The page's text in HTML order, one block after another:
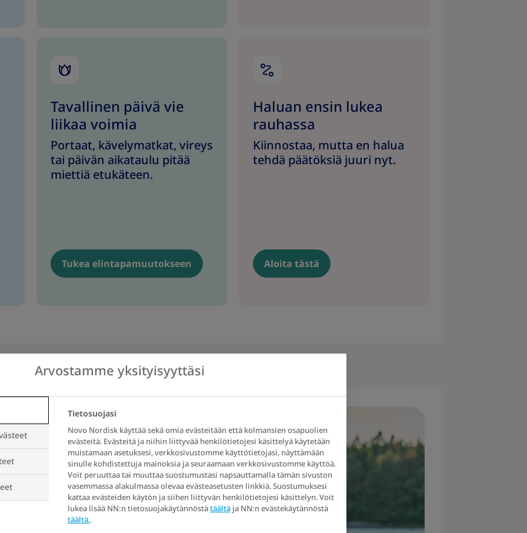
Tavallinen päivä vie
liikaa voimia
Portaat, kävelymatkat, vireys
tai päivän aikataulu pitää
miettiä etukäteen.
Tukea elintapamuutokseen
Haluan ensin lukea
rauhassa
Kiinnostaa, mutta en halua
tehdä päätöksiä juuri nyt.
Aloita tästä
tulee hyvä alku.
tai paino alkaa
että kaikki riippuu
Arvostamme yksityisyyttäsi
Tietosuojasi
Novo Nordisk käyttää sekä omia evästeitään että kolmansien osapuolien
evästeitä. Evästeitä ja niihin liittyvää henkilötietojesi käsittelyä käytetään
muistamaan asetuksesi, verkkosivustomme käyttötietojasi, näyttämään
sinulle kohdistettuja mainoksia ja seuraamaan verkkosivustomme käyttöä.
Voit peruuttaa tai muuttaa suostumustasi napsauttamalla tämän sivuston
vasemmassa alakulmassa olevaa evästeasetusten linkkiä. Suostumuksesi
kattaa evästeiden käytön ja siihen liittyvän henkilötietojesi käsittelyn. Voit
lukea lisää NN:n tietosuojakäytännöstätäältäja NN:n evästekäytännöstä
täältä..